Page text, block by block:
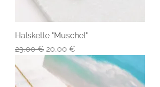
Halskette "Muschel"
Standardpreis
23,00 € Sale-Preis
20,00 €